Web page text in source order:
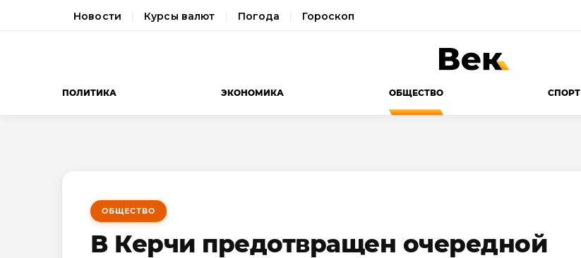
Новости Курсы валют Погода Гороскоп
ПОЛИТИКА ЭКОНОМИКА ОБЩЕСТВО СПОРТ
ОБЩЕСТВО
В Керчи предотвращен очередной